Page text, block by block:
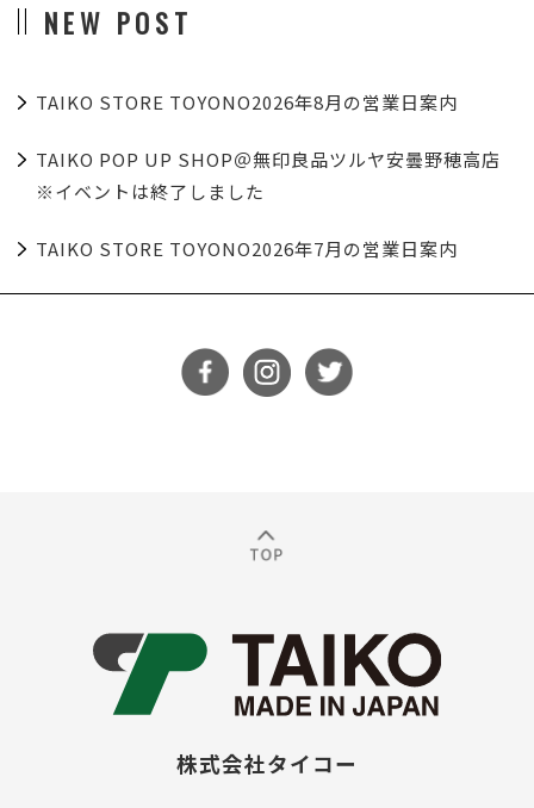
NEW POST
TAIKO STORE TOYONO2026年8月の営業日案内
TAIKO POP UP SHOP＠無印良品ツルヤ安曇野穂高店
※イベントは終了しました
TAIKO STORE TOYONO2026年7月の営業日案内
株式会社タイコー